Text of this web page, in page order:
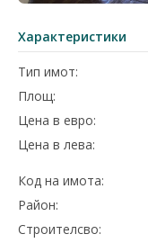
Характеристики
Тип имот:
Площ:
Цена в евро:
Цена в лева:
Код на имота:
Район:
Строителсво: